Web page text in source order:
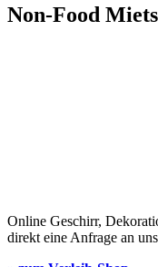
Non-Food
Online Geschirr,
direkt eine Anfrage an